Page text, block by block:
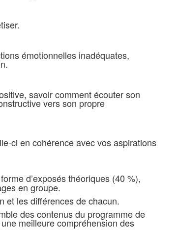
émotionnelles inadéquates,
savoir comment écouter son
vers son propre
ci en cohérence avec vos aspirations
d’exposés théoriques (40 %),
en groupe.
et les différences de chacun.
des contenus du programme de
meilleure compréhension des